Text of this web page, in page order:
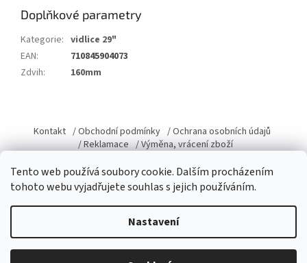
Tento web používá soubory cookie. Dalším procházením
tohoto webu vyjadřujete souhlas s jejich používáním.
Nastavení
Doplňkové parametry
Kategorie: vidlice 29"
EAN:
710845904073
Zdvih: 160mm
p
a
Kontakt / Obchodní podmínky / Ochrana osobních údajů
/ Reklamace / Výměna, vrácení zboží
Copyright 2026Domacky.cz. Všechna práva vyhrazena.Upravit